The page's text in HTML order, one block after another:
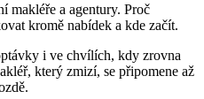
makléře a agentury. Proč
kromě nabídek a kde začít.
i ve chvílích, kdy zrovna
který zmizí, se připomene až